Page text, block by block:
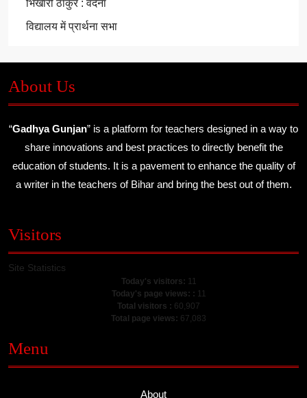
भिखारी ठाकुर : वंदना
विद्यालय में प्रार्थना सभा
About Us
“Gadhya Gunjan” is a platform for teachers designed in a way to
share innovations and best practices to directly benefit the
education of students. It is a pavement to enhance the quality of
a writer in the teachers of Bihar and bring the best out of them.
Visitors
Site Statistics
Today's visitors: 11
Today's page views: : 11
Total visitors : 60,907
Total page views: 67,083
Menu
About